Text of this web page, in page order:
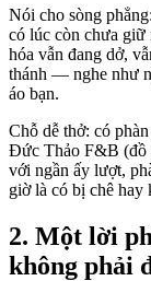
Nói cho sòng
có lúc còn chưa giữ
hóa vẫn đang dở,
thánh — nghe như
áo bạn.
Chỗ dễ thở: có
Đức Thảo F&B (đồ
với ngần ấy lượt,
giờ là có bị chê hay
2. Một lời
không phải